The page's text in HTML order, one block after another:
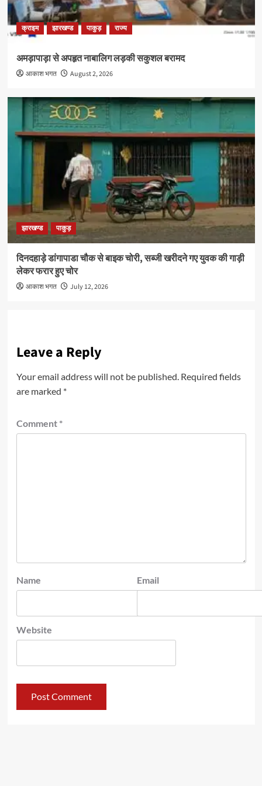
क्राइम झारखण्ड पाकुड़ राज्य
अमड़ापाड़ा से अपहृत नाबालिग लड़की सकुशल बरामद
आकाश भगत August 2, 2026
झारखण्ड पाकुड़
दिनदहाड़े डांगापाडा चौक से बाइक चोरी, सब्जी खरीदने गए युवक की गाड़ी
लेकर फरार हुए चोर
आकाश भगत July 12, 2026
Leave a Reply
Your email address will not be published. Required fields
are marked *
Comment *
Name Email
Website